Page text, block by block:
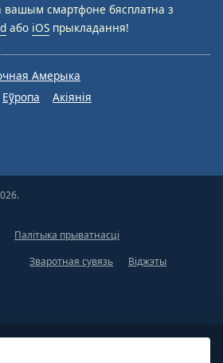
вашым смартфоне бясплатна з
або iOS прыкладання!
Амерыка
Еўропа Акіянія
Палітыка прыватнасці
Зваротная сувязь
Віджэты